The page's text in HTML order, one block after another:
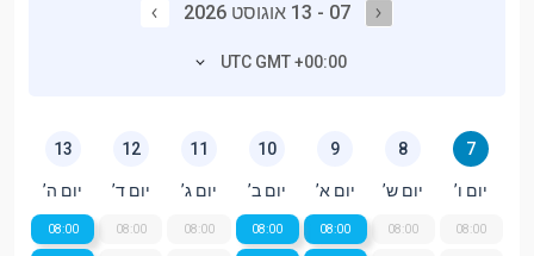
07 - 13 אוגוסט 2026
UTC GMT +00:00
7
יום ו’
08:00
8
יום ש’
08:00
9
יום א’
08:00
10
יום ב’
08:00
11
יום ג’
08:00
12
יום ד’
08:00
13
יום ה’
08:00